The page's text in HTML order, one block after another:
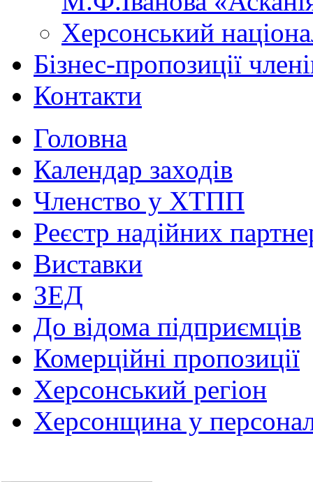
Херсонський
Бізнес-пропозиції
Контакти
Головна
Календар заходів
Членство у ХТПП
Реєстр надійних
Виставки
ЗЕД
До відома підприємців
Комерційні пропозиції
Херсонський регіон
Херсонщина у